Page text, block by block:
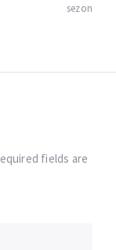
sezon
fields are